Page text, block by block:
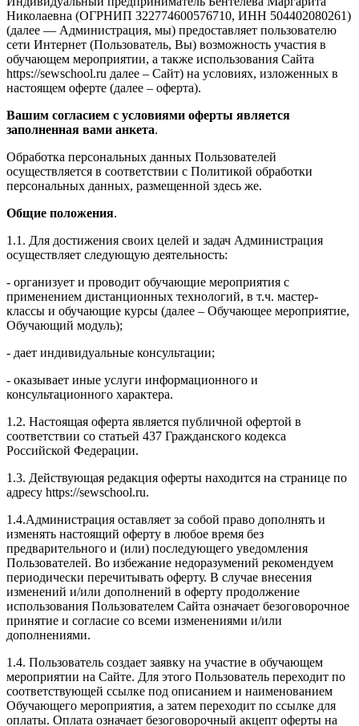
Николаевна (ОГРНИП 322774600576710, ИНН 504402080261)
(далее — Администрация, мы) предоставляет пользователю
сети Интернет (Пользователь, Вы) возможность участия в
обучающем мероприятии, а также использования Сайта
https://sewschool.ru далее – Сайт) на условиях, изложенных в
настоящем оферте (далее – оферта).
Вашим согласием с условиями оферты является
заполненная вами анкета.
Обработка персональных данных Пользователей
осуществляется в соответствии с Политикой обработки
персональных данных, размещенной здесь же.
Общие положения.
1.1. Для достижения своих целей и задач Администрация
осуществляет следующую деятельность:
- организует и проводит обучающие мероприятия с
применением дистанционных технологий, в т.ч. мастер-
классы и обучающие курсы (далее – Обучающее мероприятие,
Обучающий модуль);
- дает индивидуальные консультации;
- оказывает иные услуги информационного и
консультационного характера.
1.2. Настоящая оферта является публичной офертой в
соответствии со статьей 437 Гражданского кодекса
Российской Федерации.
1.3. Действующая редакция оферты находится на странице по
адресу https://sewschool.ru.
1.4.Администрация оставляет за собой право дополнять и
изменять настоящий оферту в любое время без
предварительного и (или) последующего уведомления
Пользователей. Во избежание недоразумений рекомендуем
периодически перечитывать оферту. В случае внесения
изменений и/или дополнений в оферту продолжение
использования Пользователем Сайта означает безоговорочное
принятие и согласие со всеми изменениями и/или
дополнениями.
1.4. Пользователь создает заявку на участие в обучающем
мероприятии на Сайте. Для этого Пользователь переходит по
соответствующей ссылке под описанием и наименованием
Обучающего мероприятия, а затем переходит по ссылке для
оплаты. Оплата означает безоговорочный акцепт оферты на